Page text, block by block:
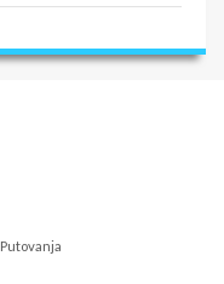
Putovanja